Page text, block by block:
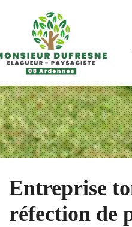
Entreprise
réfection de